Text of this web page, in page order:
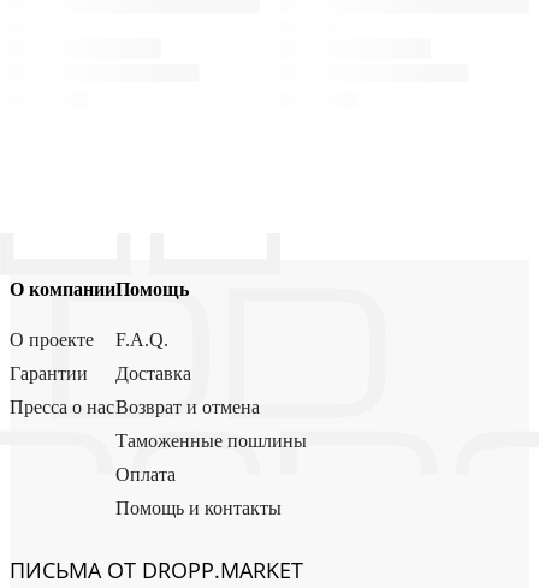
О компании
О проекте
Гарантии
Пресса о нас
Помощь
F.A.Q.
Доставка
Возврат и отмена
Таможенные пошлины
Оплата
Помощь и контакты
ПИСЬМА ОТ DROPP.MARKET